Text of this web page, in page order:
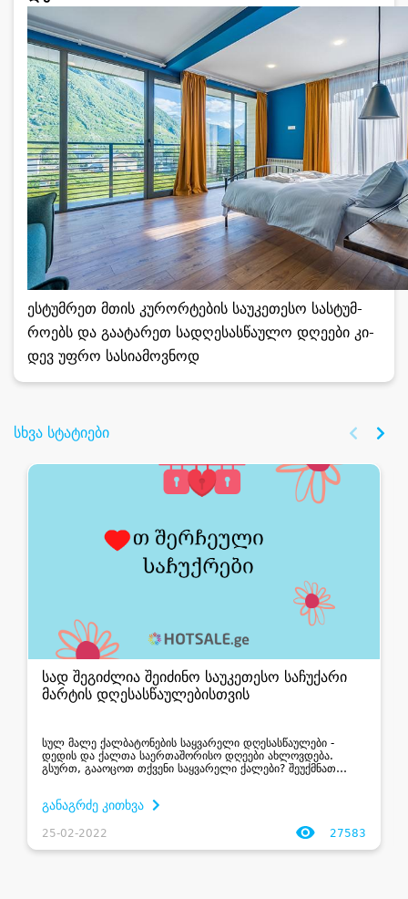
ეს­ტუმ­რეთ მთის კუ­რორ­ტე­ბის სა­უ­კე­თე­სო სას­ტუმ­
რო­ებს და გა­ა­ტა­რეთ სა­დღე­სას­წა­უ­ლო დღე­ე­ბი კი­
დევ უფრო სა­სი­ა­მოვ­ნოდ
სხვა სტატიები
სად შეგიძლია შეიძინო საუკეთესო საჩუქარი
მარტის დღესასწაულებისთვის
სულ მალე ქალბატონების საყვარელი დღესასწაულები -
დედის და ქალთა საერთაშორისო დღეები ახლოვდება.
გსურთ, გააოცოთ თქვენი საყვარელი ქალები? შეუქმნათ
თქვენთვ...
განაგრძე კითხვა
25-02-2022 27583